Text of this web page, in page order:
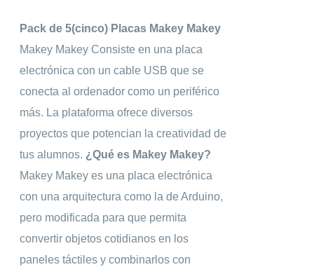
original
era:
$235.000,00.
actual
Pack de 5(cinco) Placas Makey Makey
Makey Makey Consiste en una placa
electrónica con un cable USB que se
conecta al ordenador como un periférico
más. La plataforma ofrece diversos
proyectos que potencian la creatividad de
tus alumnos. ¿Qué es Makey Makey?
Makey Makey es una placa electrónica
con una arquitectura como la de Arduino,
pero modificada para que permita
convertir objetos cotidianos en los
paneles táctiles y combinarlos con